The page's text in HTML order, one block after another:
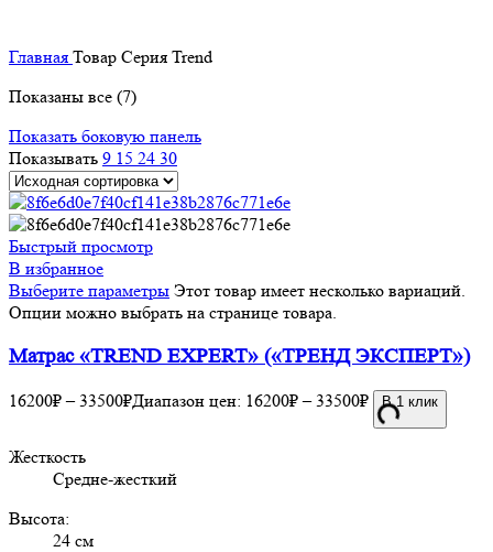
Главная Товар Серия Trend
Показаны все (7)
Показать боковую панель
Показывать 9 15 24 30
Быстрый просмотр
В избранное
Выберите параметры Этот товар имеет несколько вариаций.
Опции можно выбрать на странице товара.
Матрас «TREND EXPERT» («ТРЕНД ЭКСПЕРТ»)
16200₽ – 33500₽Диапазон цен: 16200₽ – 33500₽ В 1 клик
Жесткость
Средне-жесткий
Высота:
24 см